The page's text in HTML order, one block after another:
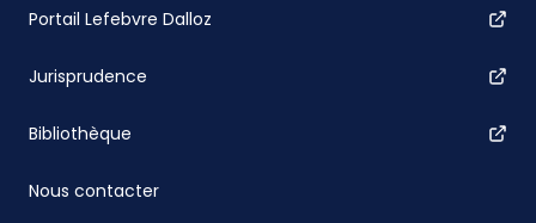
Portail Lefebvre Dalloz
Jurisprudence
Bibliothèque
Nous contacter